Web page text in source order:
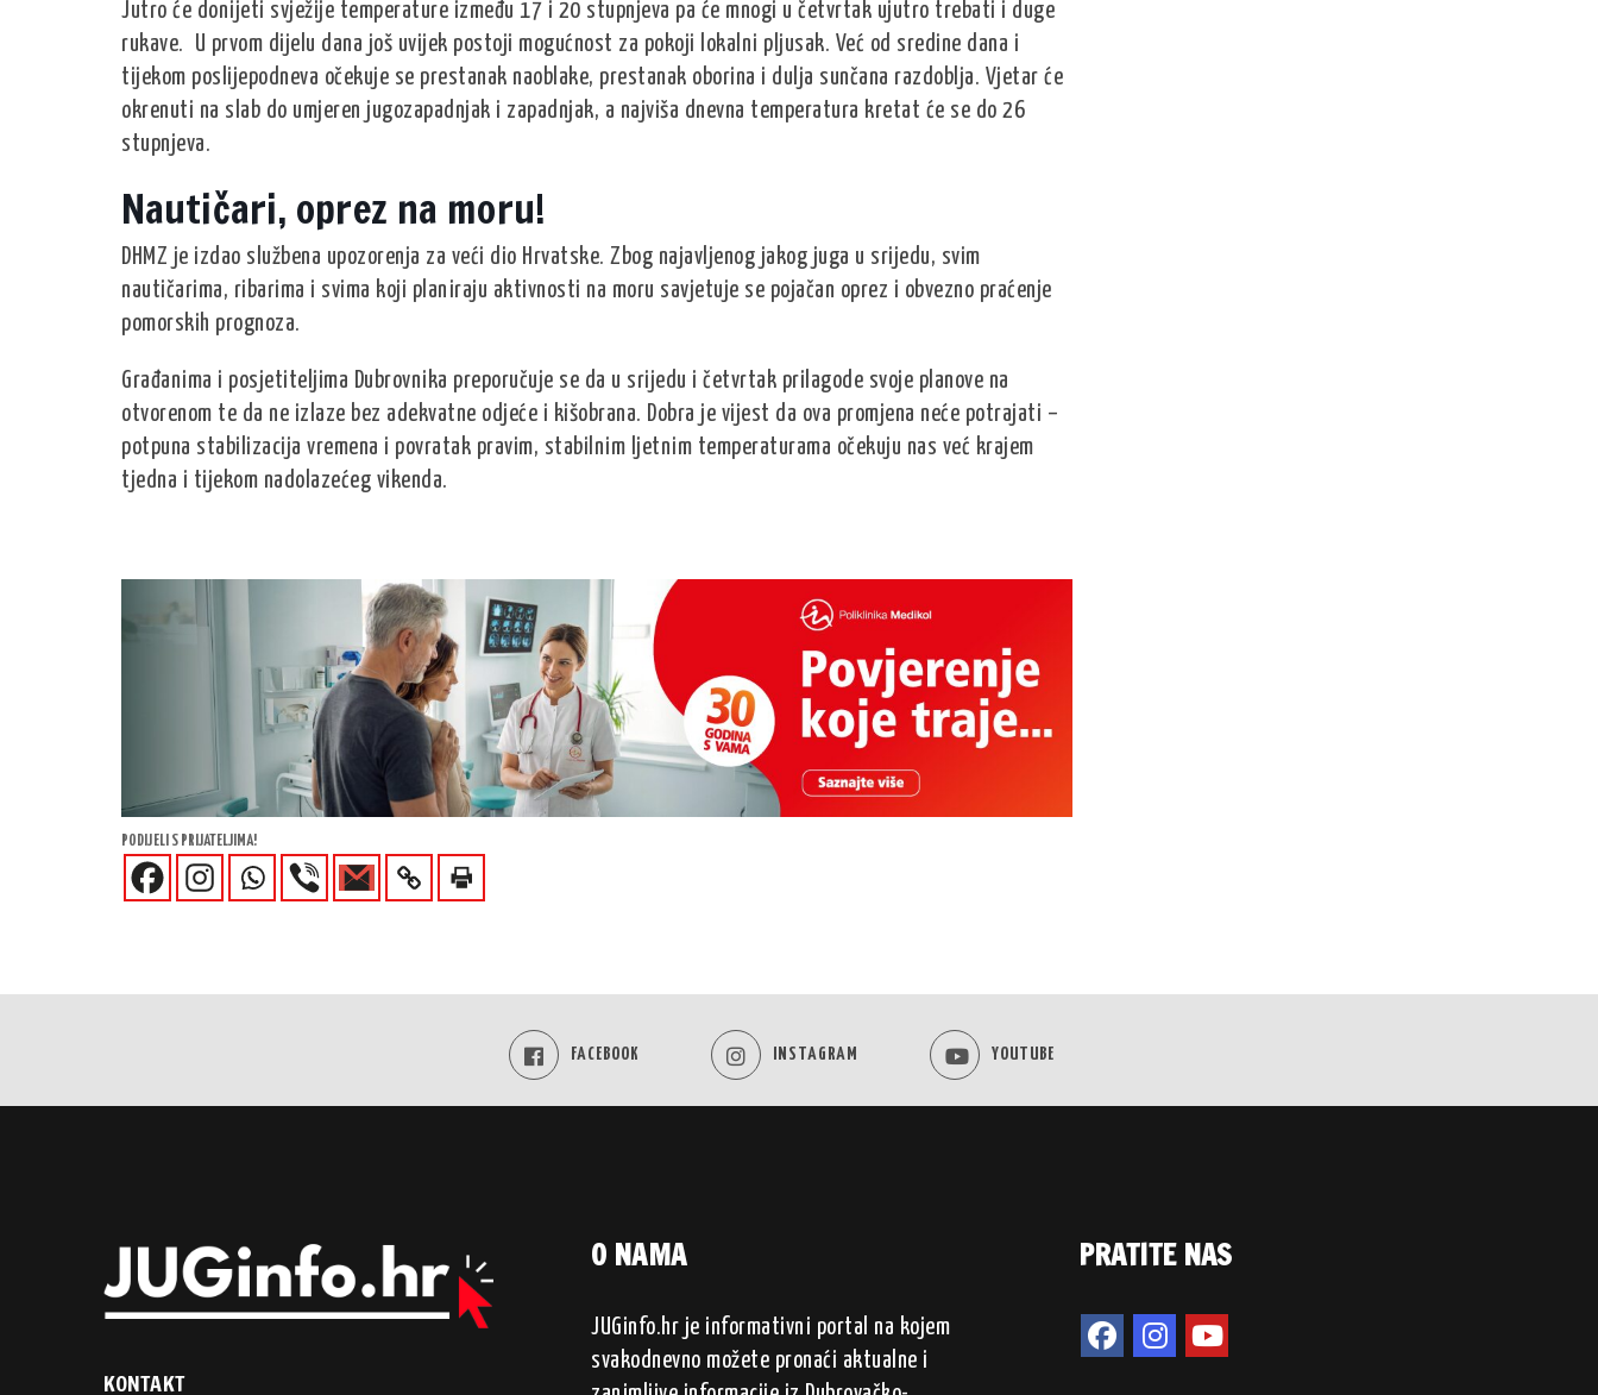
Jutro će donijeti svježije temperature između 17 i 20 stupnjeva pa će mnogi u četvrtak ujutro trebati i duge
rukave. U prvom dijelu dana još uvijek postoji mogućnost za pokoji lokalni pljusak. Već od sredine dana i
tijekom poslijepodneva očekuje se prestanak naoblake, prestanak oborina i dulja sunčana razdoblja. Vjetar će
okrenuti na slab do umjeren jugozapadnjak i zapadnjak, a najviša dnevna temperatura kretat će se do 26
stupnjeva.
Nautičari, oprez na moru!
DHMZ je izdao službena upozorenja za veći dio Hrvatske. Zbog najavljenog jakog juga u srijedu, svim
nautičarima, ribarima i svima koji planiraju aktivnosti na moru savjetuje se pojačan oprez i obvezno praćenje
pomorskih prognoza.
Građanima i posjetiteljima Dubrovnika preporučuje se da u srijedu i četvrtak prilagode svoje planove na
otvorenom te da ne izlaze bez adekvatne odjeće i kišobrana. Dobra je vijest da ova promjena neće potrajati –
potpuna stabilizacija vremena i povratak pravim, stabilnim ljetnim temperaturama očekuju nas već krajem
tjedna i tijekom nadolazećeg vikenda.
PODIJELI S PRIJATELJIMA!
FACEBOOK INSTAGRAM YOUTUBE
KONTAKT
O NAMA
JUGinfo.hr je informativni portal na kojem
svakodnevno možete pronaći aktualne i
PRATITE NAS